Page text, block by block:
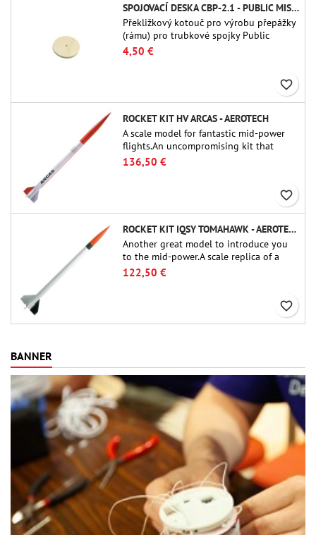
SPOJOVACÍ DESKA CBP-2.1 - PUBLIC MISSILES LTD.
Překližkový kotouč pro výrobu přepážky
(rámu) pro trubkové spojky Public
Missiles Ltd. o průměru 54 mm (PT-2.1
nebo QT-2.1)
4,50 €
favorite_border
ROCKET KIT HV ARCAS - AEROTECH
A scale model for fantastic mid-power
flights.An uncompromising kit that
allows you to build a replica of one of
the most famous sounding-rocket ever.
136,50 €
favorite_border
ROCKET KIT IQSY TOMAHAWK - AEROTECH
Another great model to introduce you
to the mid-power.A scale replica of a
famous sounding rocket, small in size
and peefect to move to higher-level kits.
122,50 €
favorite_border
BANNER